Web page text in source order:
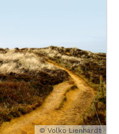
© Volko Lienhardt